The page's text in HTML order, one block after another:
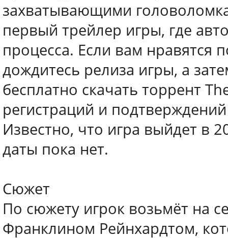
захватывающими
первый трейлер игры, где
процесса. Если вам нравятся
дождитесь релиза игры, а
бесплатно скачать торрент
регистраций и
Известно, что игра выйдет в
даты пока нет.
Сюжет
По сюжету игрок возьмёт на
Франклином Рейнхардтом,